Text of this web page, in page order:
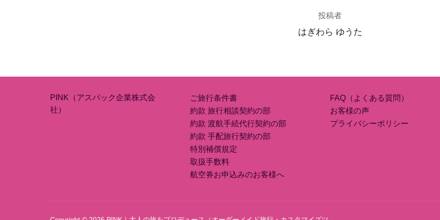
投稿者
はぎわら ゆうた
PINK（アスパック企業株式会
社）
ご旅行条件書
約款 旅行相談契約の部
約款 渡航手続代行契約の部
約款 手配旅行契約の部
特別補償規定
取扱手数料
航空券お申込みのお客様へ
FAQ（よくある質問）
お客様の声
プライバシーポリシー